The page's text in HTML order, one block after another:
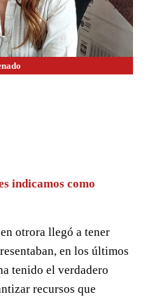
indicamos como
otrora llegó a tener
en los últimos
tenido el verdadero
recursos que